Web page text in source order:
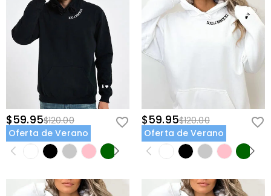
$59.95$120.00
Oferta de Verano
$59.95$120.00
Oferta de Verano